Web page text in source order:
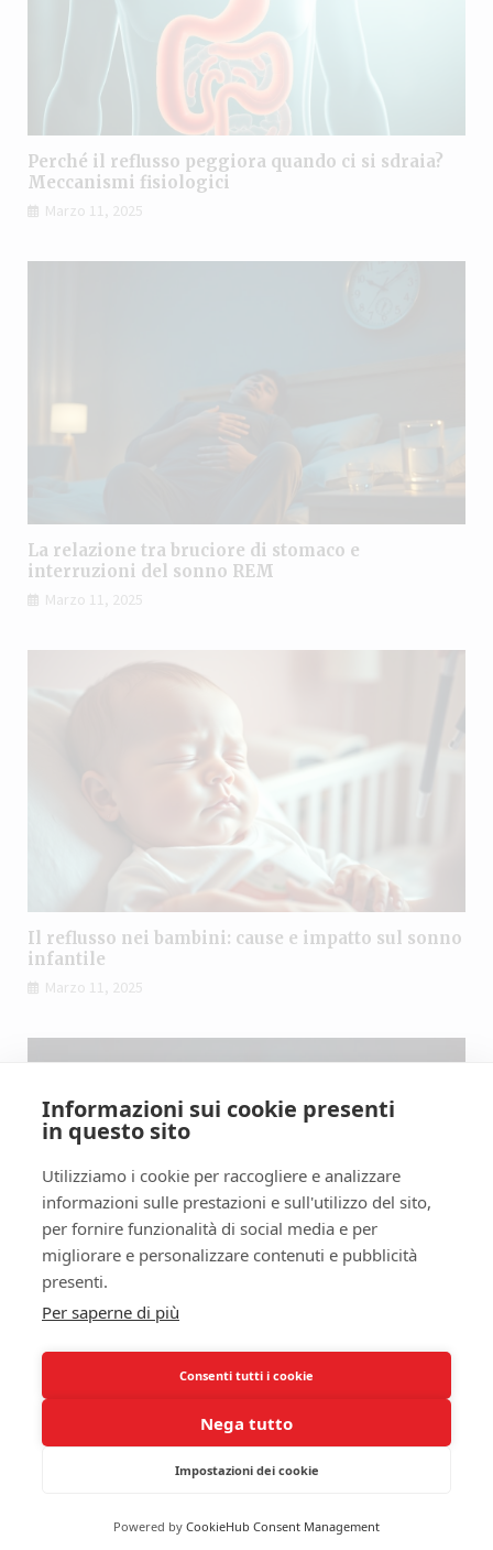
Perché il reflusso peggiora quando ci si sdraia?
Meccanismi fisiologici
Marzo 11, 2025
La relazione tra bruciore di stomaco e
interruzioni del sonno REM
Marzo 11, 2025
Il reflusso nei bambini: cause e impatto sul sonno
infantile
Marzo 11, 2025
Il reflusso acido può causare insonnia? Analisi
del legame tra digestione e sonno
Copyright © 2026Dormire Bene Web
Contatti- PI: IT13326330969
Informazioni sui cookie presenti
in questo sito
Utilizziamo i cookie per raccogliere e analizzare
informazioni sulle prestazioni e sull'utilizzo del sito,
per fornire funzionalità di social media e per
migliorare e personalizzare contenuti e pubblicità
presenti.
Per saperne di più
Consenti tutti i cookie
Nega tutto
Impostazioni dei cookie
Powered by CookieHub Consent Management